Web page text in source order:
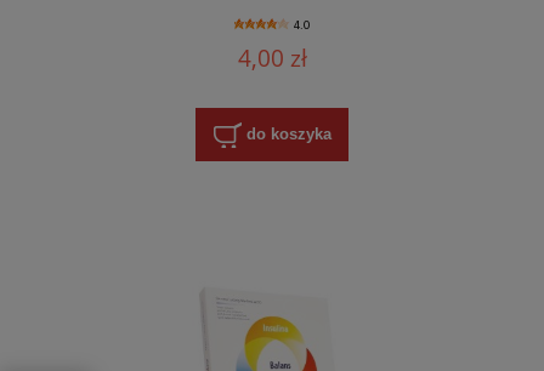
4.0
4,00 zł
do koszyka